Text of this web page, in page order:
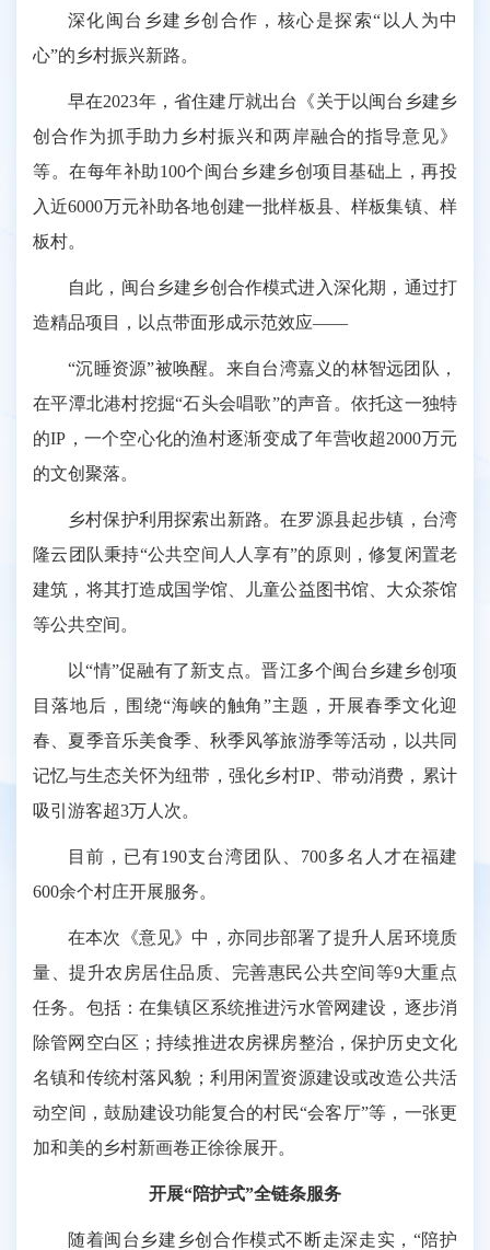
深化闽台乡建乡创合作，核心是探索“以人为中
心”的乡村振兴新路。
早在2023年，省住建厅就出台《关于以闽台乡建乡
创合作为抓手助力乡村振兴和两岸融合的指导意见》
等。在每年补助100个闽台乡建乡创项目基础上，再投
入近6000万元补助各地创建一批样板县、样板集镇、样
板村。
自此，闽台乡建乡创合作模式进入深化期，通过打
造精品项目，以点带面形成示范效应——
“沉睡资源”被唤醒。来自台湾嘉义的林智远团队，
在平潭北港村挖掘“石头会唱歌”的声音。依托这一独特
的IP，一个空心化的渔村逐渐变成了年营收超2000万元
的文创聚落。
乡村保护利用探索出新路。在罗源县起步镇，台湾
隆云团队秉持“公共空间人人享有”的原则，修复闲置老
建筑，将其打造成国学馆、儿童公益图书馆、大众茶馆
等公共空间。
以“情”促融有了新支点。晋江多个闽台乡建乡创项
目落地后，围绕“海峡的触角”主题，开展春季文化迎
春、夏季音乐美食季、秋季风筝旅游季等活动，以共同
记忆与生态关怀为纽带，强化乡村IP、带动消费，累计
吸引游客超3万人次。
目前，已有190支台湾团队、700多名人才在福建
600余个村庄开展服务。
在本次《意见》中，亦同步部署了提升人居环境质
量、提升农房居住品质、完善惠民公共空间等9大重点
任务。包括：在集镇区系统推进污水管网建设，逐步消
除管网空白区；持续推进农房裸房整治，保护历史文化
名镇和传统村落风貌；利用闲置资源建设或改造公共活
动空间，鼓励建设功能复合的村民“会客厅”等，一张更
加和美的乡村新画卷正徐徐展开。
开展“陪护式”全链条服务
随着闽台乡建乡创合作模式不断走深走实，“陪护